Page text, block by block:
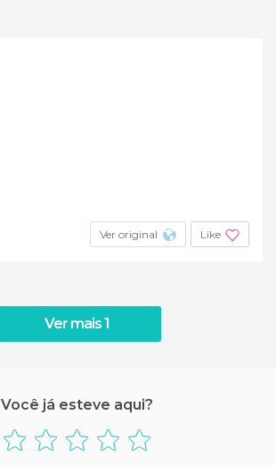
Ver original Like
Ver mais 1
Você já esteve aqui?